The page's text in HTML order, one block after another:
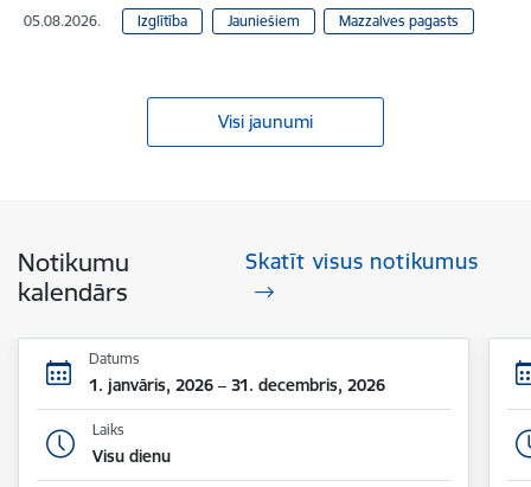
05.08.2026. Izglītība Jauniešiem Mazzalves pagasts
Visi jaunumi
Notikumu
kalendārs
Skatīt visus notikumus
Datums
1. janvāris, 2026 – 31. decembris, 2026
Laiks
Visu dienu